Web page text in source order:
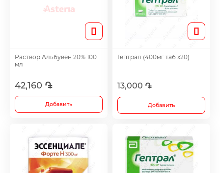
Раствор Альбувен 20% 100
мл
42,160 ֏
Добавить
Гептрал (400мг таб х20)
13,000 ֏
Добавить